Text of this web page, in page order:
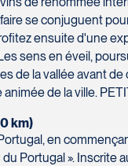
se conjuguent
ensuite d'une
sens en éveil,
de la vallée avant
de la ville.
km)
en
Portugal ».